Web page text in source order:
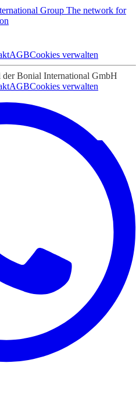
Group The network for
AGBCookies verwalten
Bonial International GmbH
AGBCookies verwalten